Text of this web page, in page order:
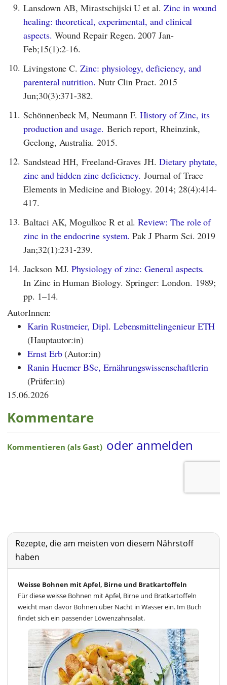
9. Lansdown AB, Mirastschijski U et al.Zinc in wound
healing: theoretical, experimental, and clinical
aspects. Wound Repair Regen. 2007 Jan-
Feb;15(1):2-16.
10. Livingstone C.Zinc: physiology, deficiency, and
parenteral nutrition. Nutr Clin Pract. 2015
Jun;30(3):371-382.
11. Schönnenbeck M, Neumann F. History of Zinc, its
production and usage. Berich report, Rheinzink,
Geelong, Australia. 2015.
12. Sandstead HH, Freeland-Graves JH.Dietary phytate,
zinc and hidden zinc deficiency. Journal of Trace
Elements in Medicine and Biology. 2014; 28(4):414-
417.
13. Baltaci AK, Mogulkoc R et al.Review: The role of
zinc in the endocrine system. Pak J Pharm Sci. 2019
Jan;32(1):231-239.
14. Jackson MJ.Physiology of zinc: General aspects.
In Zinc in Human Biology. Springer: London. 1989;
pp. 1–14.
AutorInnen:
Karin Rustmeier, Dipl. Lebensmittelingenieur ETH
(Hauptautor:in)
Ernst Erb(Autor:in)
Ranin Huemer BSc, Ernährungswissenschaftlerin
(Prüfer:in)
15.06.2026
Kommentare
Rezepte, die am meisten von diesem Nährstoff
haben
Weisse Bohnen mit Apfel, Birne und Bratkartoffeln
Für diese weisse Bohnen mit Apfel, Birne und Bratkartoffeln
weicht man davor Bohnen über Nacht in Wasser ein. Im Buch
findet sich ein passender Löwenzahnsalat.